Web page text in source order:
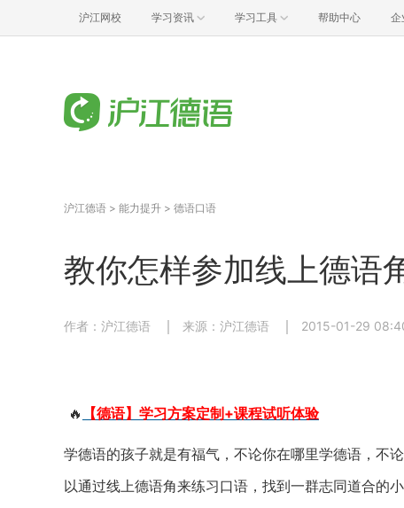
沪江网校 学习资讯 学习工具 帮助中心 企
沪江德语 > 能力提升 > 德语口语
教你怎样参加线上德语
作者：沪江德语 来源：沪江德语 2015-01-29
🔥 【德语】学习方案定制+课程试听体验
学德语的孩子就是有福气，不论你在哪里学德语，不
以通过线上德语角来练习口语，找到一群志同道合的